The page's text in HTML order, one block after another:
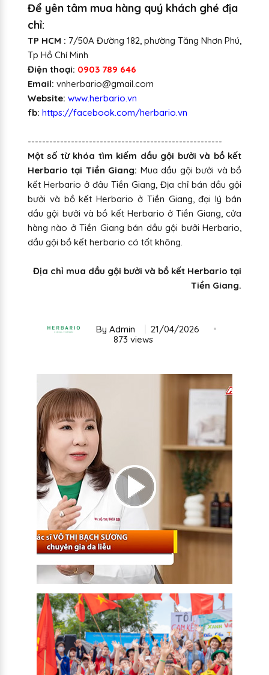
Để yên tâm mua hàng quý khách ghé địa
chỉ:
TP HCM : 7/50A Đường 182, phường Tăng Nhơn Phú,
Tp Hồ Chí Minh
Điện thoại: 0903 789 646
Email: vnherbario@gmail.com
Website: www.herbario.vn
fb: https://facebook.com/herbario.vn
------------------------------------------------------
Một số từ khóa tìm kiếm dầu gội bưởi và bồ kết
Herbario tại Tiền Giang: Mua dầu gội bưởi và bồ
kết Herbario ở đâu Tiền Giang, Địa chỉ bán dầu gội
bưởi và bồ kết Herbario ở Tiền Giang, đại lý bán
dầu gội bưởi và bồ kết Herbario ở Tiền Giang, cửa
hàng nào ở Tiền Giang bán dầu gội bưởi Herbario,
dầu gội bồ kết herbario có tốt không.
Địa chỉ mua dầu gội bưởi và bồ kết Herbario tại
Tiền Giang.
By Admin
21/04/2026
873 views